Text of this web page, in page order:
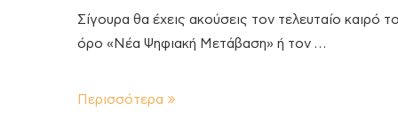
Σίγουρα θα έχεις ακούσεις τον τελευταίο καιρό
όρο «Νέα Ψηφιακή Μετάβαση» ή τον …
Περισσότερα